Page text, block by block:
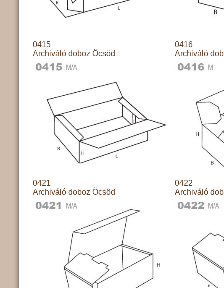
0415
Archiváló doboz Öcsöd
0416
Archiváló
0421
Archiváló doboz Öcsöd
0422
Archiváló